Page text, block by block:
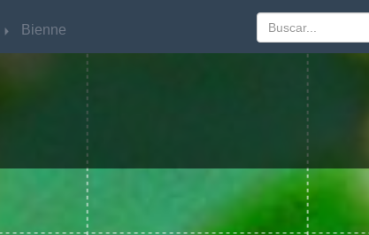
Bienne
Bienne